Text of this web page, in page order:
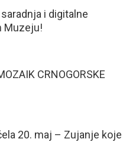
i digitalne
Muzeju!
CRNOGORSKE
20. maj – Zujanje koje